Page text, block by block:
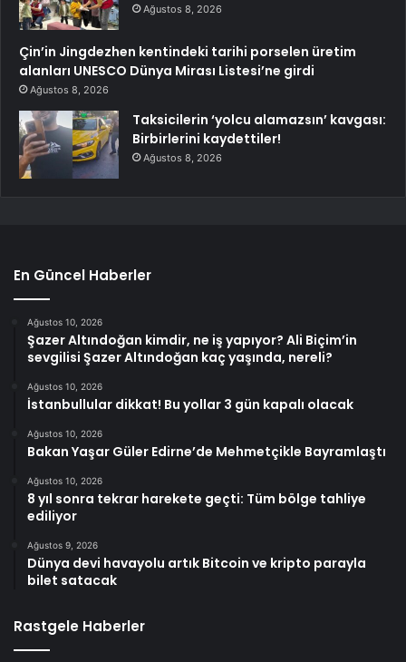
Ağustos 8, 2026
Çin’in Jingdezhen kentindeki tarihi porselen üretim
alanları UNESCO Dünya Mirası Listesi’ne girdi
Ağustos 8, 2026
Taksicilerin ‘yolcu alamazsın’ kavgası:
Birbirlerini kaydettiler!
Ağustos 8, 2026
En Güncel Haberler
Ağustos 10, 2026
Şazer Altındoğan kimdir, ne iş yapıyor? Ali Biçim’in
sevgilisi Şazer Altındoğan kaç yaşında, nereli?
Ağustos 10, 2026
İstanbullular dikkat! Bu yollar 3 gün kapalı olacak
Ağustos 10, 2026
Bakan Yaşar Güler Edirne’de Mehmetçikle Bayramlaştı
Ağustos 10, 2026
8 yıl sonra tekrar harekete geçti: Tüm bölge tahliye
ediliyor
Ağustos 9, 2026
Dünya devi havayolu artık Bitcoin ve kripto parayla
bilet satacak
Rastgele Haberler